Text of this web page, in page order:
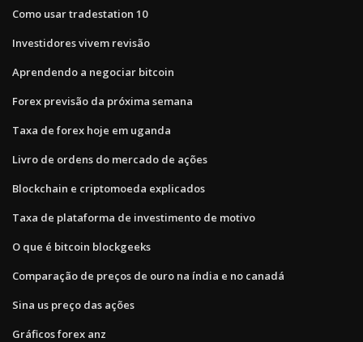
Como usar tradestation 10
Investidores vivem revisão
Aprendendo a negociar bitcoin
Forex previsão da próxima semana
Taxa de forex hoje em uganda
Livro de ordens do mercado de ações
Blockchain e criptomoeda explicados
Taxa de plataforma de investimento de motivo
O que é bitcoin blockgeeks
Comparação de preços de ouro na índia e no canadá
Sina us preço das ações
Gráficos forex anz